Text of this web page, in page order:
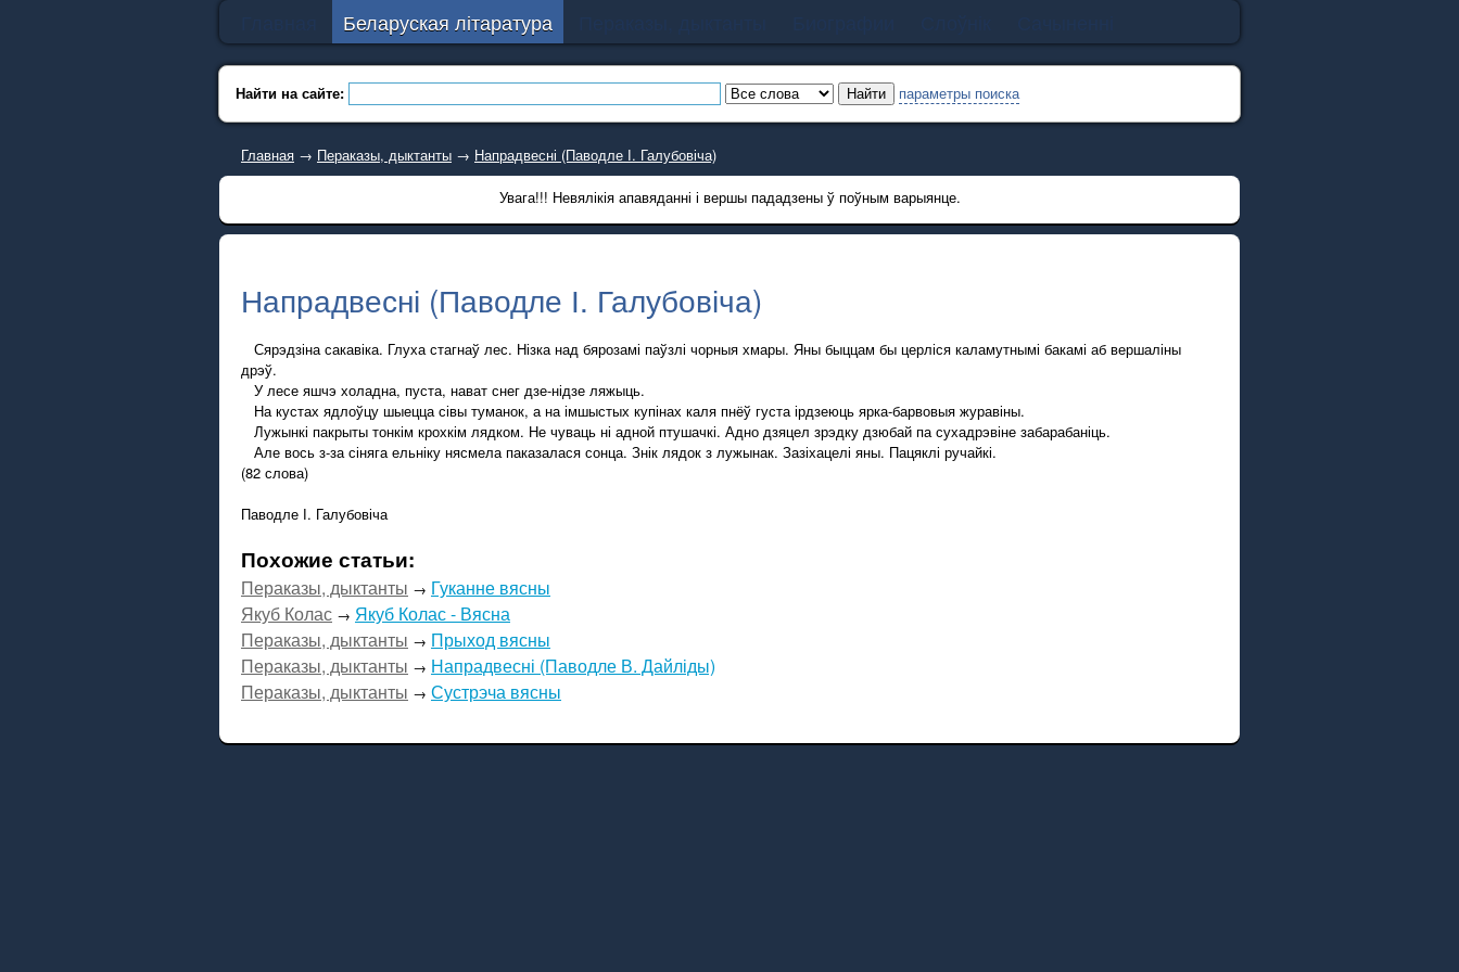
Беларуская літаратура
Найти на сайте: параметры поиска
Главная → Пераказы, дыктанты → Напрадвесні (Паводле І. Галубовіча)
Увага!!! Невялікія апавяданні і вершы пададзены ў поўным варыянце.
Напрадвесні (Паводле І. Галубовіча)
Сярэдзіна сакавіка. Глуха стагнаў лес. Нізка над бярозамі паўзлі чорныя хмары. Яны быццам бы церліся каламутнымі бакамі аб вершаліны
дрэў.
У лесе яшчэ холадна, пуста, нават снег дзе-нідзе ляжыць.
На кустах ядлоўцу шыецца сівы туманок, а на імшыстых купінах каля пнёў густа ірдзеюць ярка-барвовыя журавіны.
Лужынкі пакрыты тонкім крохкім лядком. Не чуваць ні адной птушачкі. Адно дзяцел зрэдку дзюбай па сухадрэвіне забарабаніць.
Але вось з-за сіняга ельніку нясмела паказалася сонца. Знік лядок з лужынак. Зазіхацелі яны. Пацяклі ручайкі.
(82 слова)
Паводле І. Галубовіча
Похожие статьи:
Пераказы, дыктанты → Гуканне вясны
Якуб Колас → Якуб Колас - Вясна
Пераказы, дыктанты → Прыход вясны
Пераказы, дыктанты → Напрадвесні (Паводле В. Дайліды)
Пераказы, дыктанты → Сустрэча вясны